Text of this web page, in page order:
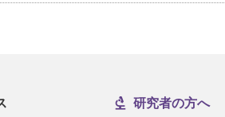
研究者の方へ